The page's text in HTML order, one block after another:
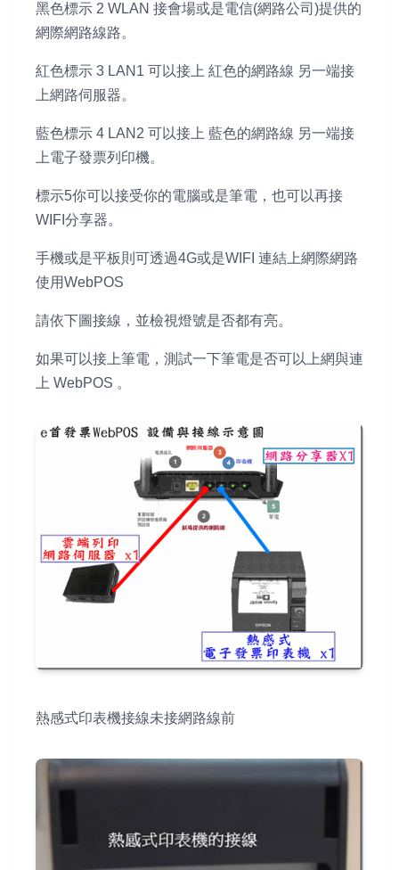
黑色標示 2 WLAN 接會場或是電信(網路公司)提供的
網際網路線路。
紅色標示 3 LAN1 可以接上 紅色的網路線 另一端接
上網路伺服器。
藍色標示 4 LAN2 可以接上 藍色的網路線 另一端接
上電子發票列印機。
標示5你可以接受你的電腦或是筆電，也可以再接
WIFI分享器。
手機或是平板則可透過4G或是WIFI 連結上網際網路
使用WebPOS
請依下圖接線，並檢視燈號是否都有亮。
如果可以接上筆電，測試一下筆電是否可以上網與連
上 WebPOS 。
熱感式印表機接線未接網路線前